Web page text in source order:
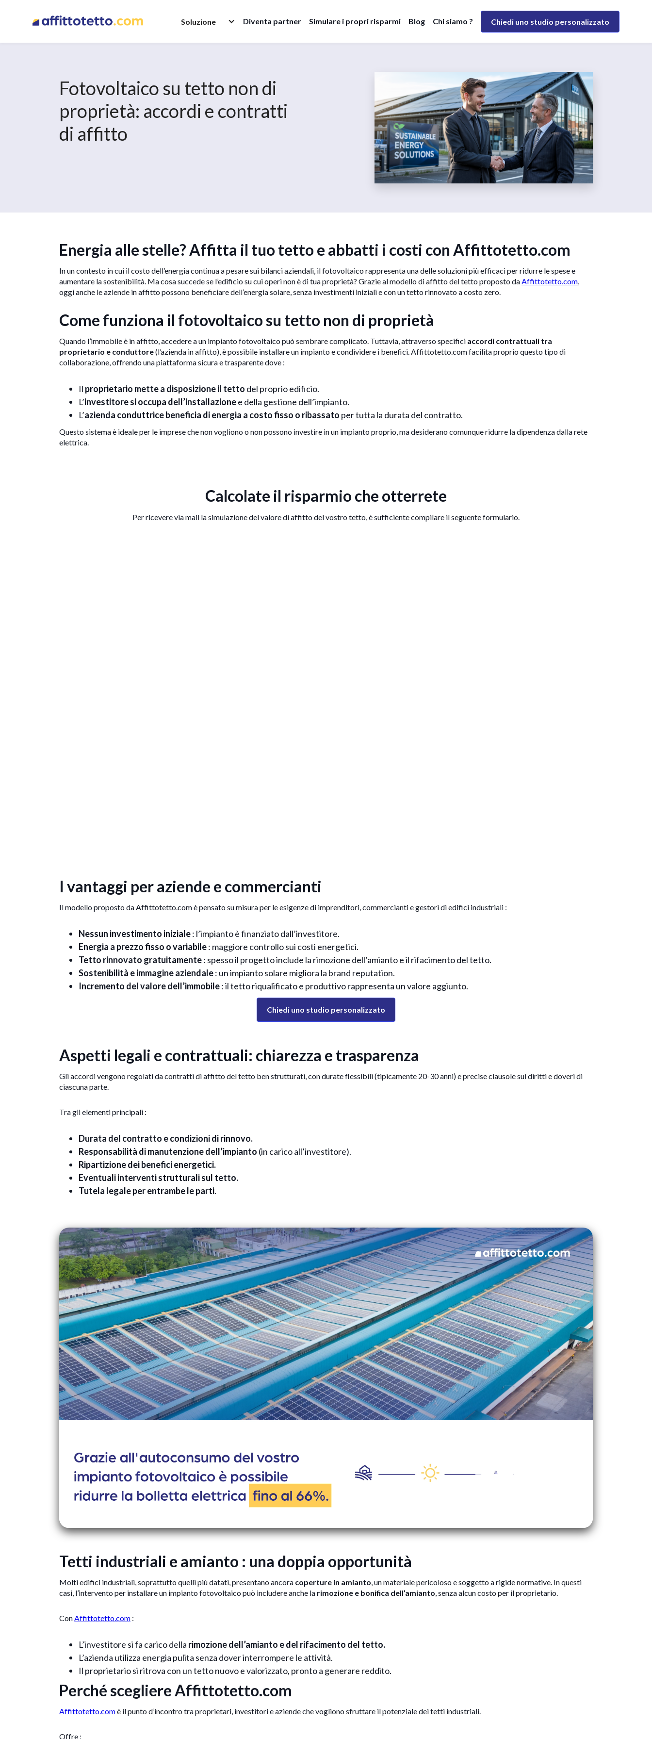
Soluzione Diventa partner Simulare i propri risparmi Blog Chi siamo ? Chiedi uno studio personalizzato
Fotovoltaico su tetto non di
proprietà: accordi e contratti
di affitto
Energia alle stelle? Affitta il tuo tetto e abbatti i costi con Affittotetto.com
In un contesto in cui il costo dell’energia continua a pesare sui bilanci aziendali, il fotovoltaico rappresenta una delle soluzioni più efficaci per ridurre le spese e
aumentare la sostenibilità. Ma cosa succede se l’edificio su cui operi non è di tua proprietà? Grazie al modello di affitto del tetto proposto daAffittotetto.com,
oggi anche le aziende in affitto possono beneficiare dell’energia solare, senza investimenti iniziali e con un tetto rinnovato a costo zero.
Come funziona il fotovoltaico su tetto non di proprietà
Quando l’immobile è in affitto, accedere a un impianto fotovoltaico può sembrare complicato. Tuttavia, attraverso specifici accordi contrattuali tra
proprietario e conduttore(l’azienda in affitto), è possibile installare un impianto e condividere i benefici. Affittotetto.com facilita proprio questo tipo di
collaborazione, offrendo una piattaforma sicura e trasparente dove :
Il proprietario mette a disposizione il tetto del proprio edificio.
L’investitore si occupa dell’installazionee della gestione dell’impianto.
L’azienda conduttrice beneficia di energia a costo fisso o ribassato per tutta la durata del contratto.
Questo sistema è ideale per le imprese che non vogliono o non possono investire in un impianto proprio, ma desiderano comunque ridurre la dipendenza dalla rete
elettrica.
Calcolate il risparmio che otterrete
Per ricevere via mail la simulazione del valore di affitto del vostro tetto, è sufficiente compilare il seguente formulario.
I vantaggi per aziende e commercianti
Il modello proposto da Affittotetto.com è pensato su misura per le esigenze di imprenditori, commercianti e gestori di edifici industriali :
Nessun investimento iniziale: l’impianto è finanziato dall’investitore.
Energia a prezzo fisso o variabile: maggiore controllo sui costi energetici.
Tetto rinnovato gratuitamente: spesso il progetto include la rimozione dell’amianto e il rifacimento del tetto.
Sostenibilità e immagine aziendale: un impianto solare migliora la brand reputation.
Incremento del valore dell’immobile: il tetto riqualificato e produttivo rappresenta un valore aggiunto.
Chiedi uno studio personalizzato
Aspetti legali e contrattuali: chiarezza e trasparenza
Gli accordi vengono regolati da contratti di affitto del tetto ben strutturati, con durate flessibili (tipicamente 20-30 anni) e precise clausole sui diritti e doveri di
ciascuna parte.
Tra gli elementi principali :
Durata del contratto e condizioni di rinnovo.
Responsabilità di manutenzione dell’impianto (in carico all’investitore).
Ripartizione dei benefici energetici.
Eventuali interventi strutturali sul tetto.
Tutela legale per entrambe le parti.
Tetti industriali e amianto : una doppia opportunità
Molti edifici industriali, soprattutto quelli più datati, presentano ancora coperture in amianto , un materiale pericoloso e soggetto a rigide normative. In questi
casi, l’intervento per installare un impianto fotovoltaico può includere anche la rimozione e bonifica dell’amianto , senza alcun costo per il proprietario.
Con Affittotetto.com :
L’investitore si fa carico della rimozione dell’amianto e del rifacimento del tetto.
L’azienda utilizza energia pulita senza dover interrompere le attività.
Il proprietario si ritrova con un tetto nuovo e valorizzato, pronto a generare reddito.
Perché scegliere Affittotetto.com
Affittotetto.comè il punto d’incontro tra proprietari, investitori e aziende che vogliono sfruttare il potenziale dei tetti industriali.
Offre :